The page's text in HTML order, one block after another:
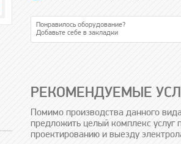
Понравилось оборудование?
Добавьте себе в закладки
РЕКОМЕНДУЕМЫЕ
Помимо производства данного
предложить целый комплекс услуг
проектированию и выезду